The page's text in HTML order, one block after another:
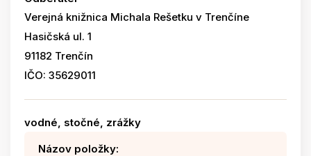
Verejná knižnica Michala Rešetku v Trenčíne
Hasičská ul. 1
91182 Trenčín
IČO: 35629011
vodné, stočné, zrážky
Názov položky: